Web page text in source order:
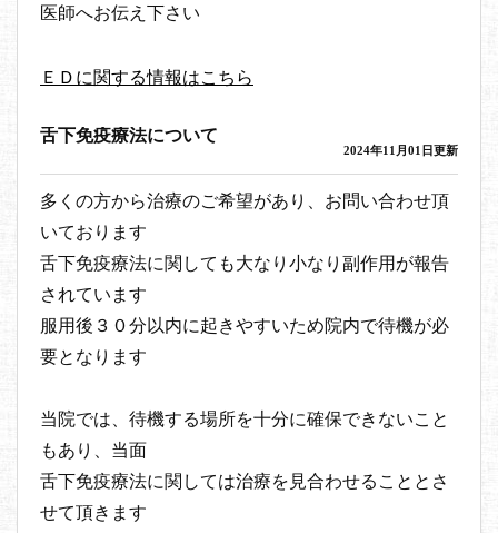
医師へお伝え下さい
ＥＤに関する情報はこちら
舌下免疫療法について
2024年11月01日更新
多くの方から治療のご希望があり、お問い合わせ頂
いております
舌下免疫療法に関しても大なり小なり副作用が報告
されています
服用後３０分以内に起きやすいため院内で待機が必
要となります
当院では、待機する場所を十分に確保できないこと
もあり、当面
舌下免疫療法に関しては治療を見合わせることとさ
せて頂きます